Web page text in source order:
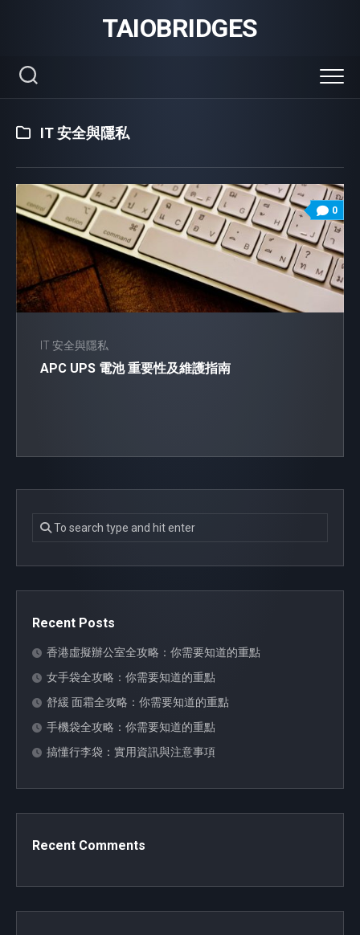
TAIOBRIDGES
IT 安全與隱私
0
IT 安全與隱私
APC UPS 電池 重要性及維護指南
Recent Posts
香港虛擬辦公室全攻略：你需要知道的重點
女手袋全攻略：你需要知道的重點
舒緩 面霜全攻略：你需要知道的重點
手機袋全攻略：你需要知道的重點
搞懂行李袋：實用資訊與注意事項
Recent Comments